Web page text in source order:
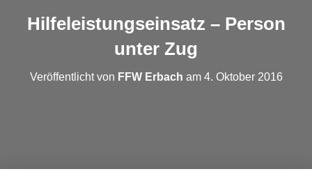
Hilfeleistungseinsatz – Person
unter Zug
Veröffentlicht von FFW Erbach am 4. Oktober 2016